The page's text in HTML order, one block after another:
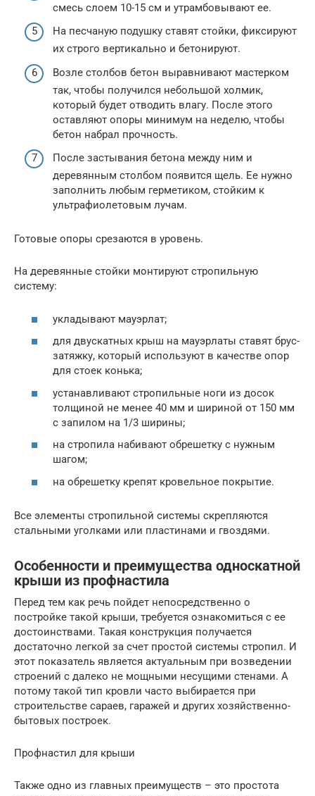
смесь слоем 10-15 см и утрамбовывают ее.
На песчаную подушку ставят стойки, фиксируют
их строго вертикально и бетонируют.
Возле столбов бетон выравнивают мастерком
так, чтобы получился небольшой холмик,
который будет отводить влагу. После этого
оставляют опоры минимум на неделю, чтобы
бетон набрал прочность.
После застывания бетона между ним и
деревянным столбом появится щель. Ее нужно
заполнить любым герметиком, стойким к
ультрафиолетовым лучам.
Готовые опоры срезаются в уровень.
На деревянные стойки монтируют стропильную
систему:
укладывают мауэрлат;
для двускатных крыш на мауэрлаты ставят брус-
затяжку, который используют в качестве опор
для стоек конька;
устанавливают стропильные ноги из досок
толщиной не менее 40 мм и шириной от 150 мм
с запилом на 1/3 ширины;
на стропила набивают обрешетку с нужным
шагом;
на обрешетку крепят кровельное покрытие.
Все элементы стропильной системы скрепляются
стальными уголками или пластинами и гвоздями.
Особенности и преимущества односкатной
крыши из профнастила
Перед тем как речь пойдет непосредственно о
постройке такой крыши, требуется ознакомиться с ее
достоинствами. Такая конструкция получается
достаточно легкой за счет простой системы стропил. И
этот показатель является актуальным при возведении
строений с далеко не мощными несущими стенами. А
потому такой тип кровли часто выбирается при
строительстве сараев, гаражей и других хозяйственно-
бытовых построек.
Профнастил для крыши
Также одно из главных преимуществ – это простота